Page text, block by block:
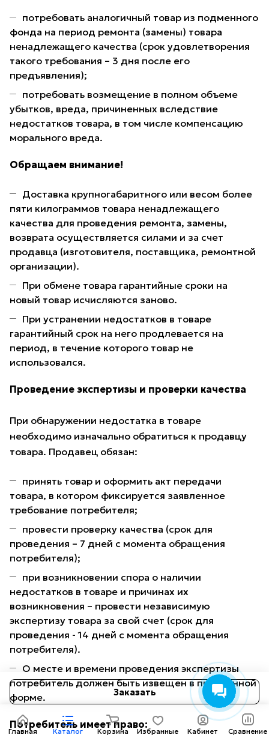
Заказать
потребовать аналогичный товар из подменного
фонда на период ремонта (замены) товара
ненадлежащего качества (срок удовлетворения
такого требования – 3 дня после его
предъявления);
потребовать возмещение в полном объеме
убытков, вреда, причиненных вследствие
недостатков товара, в том числе компенсацию
морального вреда.
Обращаем внимание!
Доставка крупногабаритного или весом более
пяти килограммов товара ненадлежащего
качества для проведения ремонта, замены,
возврата осуществляется силами и за счет
продавца (изготовителя, поставщика, ремонтной
организации).
При обмене товара гарантийные сроки на
новый товар исчисляются заново.
При устранении недостатков в товаре
гарантийный срок на него продлевается на
период, в течение которого товар не
использовался.
Проведение экспертизы и проверки качества
При обнаружении недостатка в товаре
необходимо изначально обратиться к продавцу
товара. Продавец обязан:
принять товар и оформить акт передачи
товара, в котором фиксируется заявленное
требование потребителя;
провести проверку качества (срок для
проведения – 7 дней с момента обращения
потребителя);
при возникновении спора о наличии
недостатков в товаре и причинах их
возникновения – провести независимую
экспертизу товара за свой счет (срок для
проведения - 14 дней с момента обращения
потребителя).
О месте и времени проведения экспертизы
потребитель должен быть извещен в письменной
форме.
Потребитель имеет право:
Главная Каталог Корзина Избранные Кабинет Сравнение